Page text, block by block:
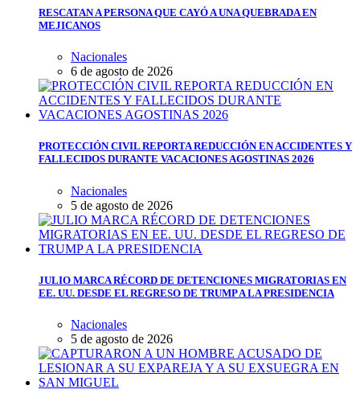
RESCATAN A PERSONA QUE CAYÓ A UNA QUEBRADA EN
MEJICANOS
Nacionales
6 de agosto de 2026
PROTECCIÓN CIVIL REPORTA REDUCCIÓN EN ACCIDENTES Y
FALLECIDOS DURANTE VACACIONES AGOSTINAS 2026
Nacionales
5 de agosto de 2026
JULIO MARCA RÉCORD DE DETENCIONES MIGRATORIAS EN
EE. UU. DESDE EL REGRESO DE TRUMP A LA PRESIDENCIA
Nacionales
5 de agosto de 2026